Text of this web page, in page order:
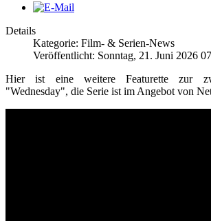
Details
Kategorie: Film- & Serien-News
Veröffentlicht: Sonntag, 21. Juni 2026
Hier ist eine weitere Featurette zur
"Wednesday", die Serie ist im Angebot von